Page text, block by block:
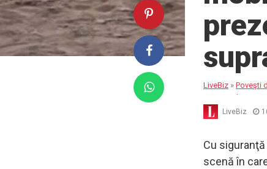
LiveBiz » Poveşti
supraveghea copiii
LiveBiz
Cu
scenă în